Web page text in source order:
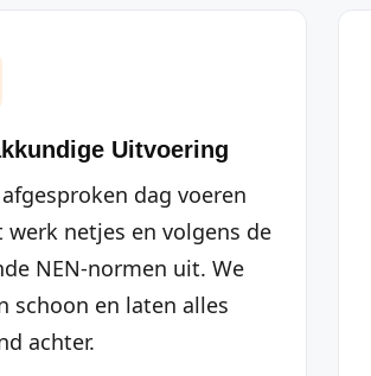
Uitvoering
dag voeren
werk netjes en volgens de
NEN-normen uit. We
schoon en laten alles
achter.